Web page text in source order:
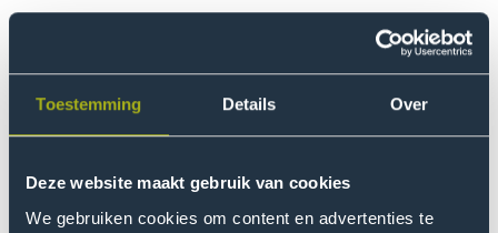
Toestemming Details Over
Deze website maakt gebruik van cookies
We gebruiken cookies om content en advertenties te
gekoppeld?
Indien je toestemming geeft om jouw antwoorden in de
gegevens van de instelling, dan worden alleen de
volgende gegevens (afkomstig uit Osiris) gekoppeld: